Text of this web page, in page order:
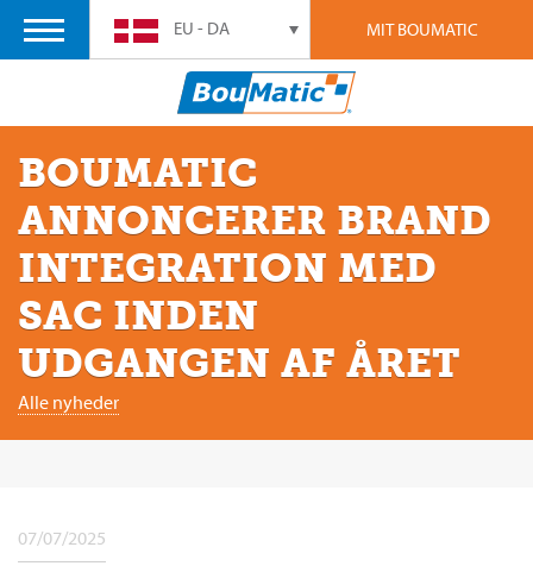
MIT BOUMATIC
EU - DA
BOUMATIC
ANNONCERER BRAND
INTEGRATION MED
SAC INDEN
UDGANGEN AF ÅRET
Alle nyheder
07/07/2025